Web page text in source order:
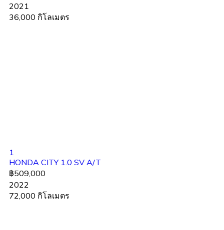
2021
36,000 กิโลเมตร
1
HONDA CITY 1.0 SV A/T
฿509,000
2022
72,000 กิโลเมตร